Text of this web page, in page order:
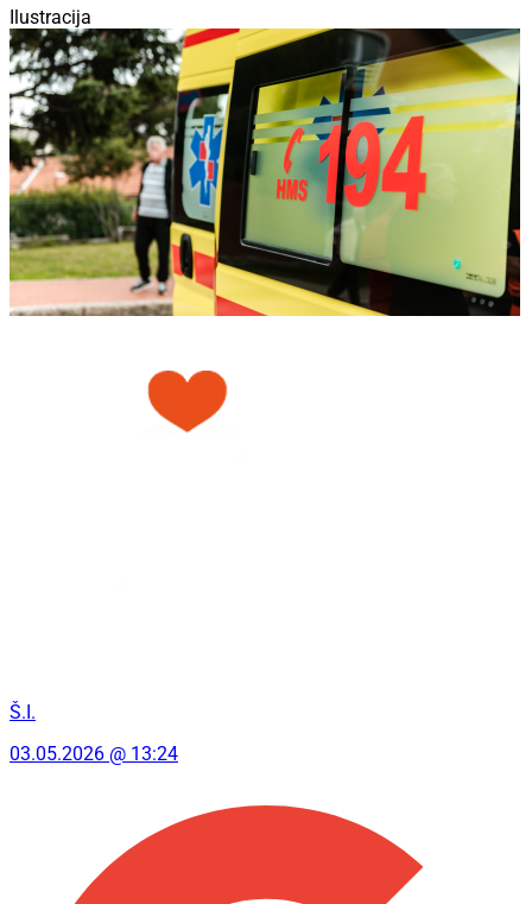
Ilustracija
Š.I.
03.05.2026 @ 13:24